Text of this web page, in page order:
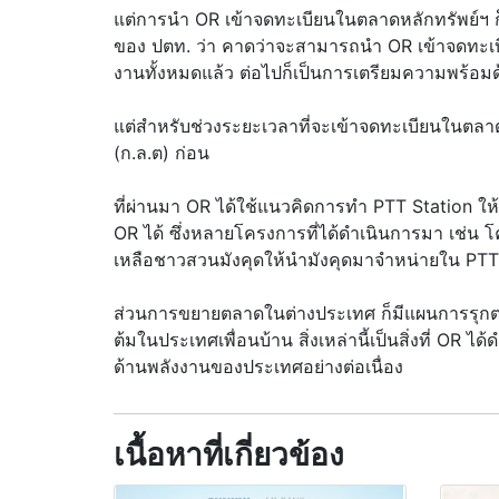
แต่การนำ OR เข้าจดทะเบียนในตลาดหลักทรัพย์
ของ ปตท. ว่า คาดว่าจะสามารถนำ OR เข้าจดท
งานทั้งหมดแล้ว ต่อไปก็เป็นการเตรียมความพร้อ
แต่สำหรับช่วงระยะเวลาที่จะเข้าจดทะเบียนใน
(ก.ล.ต) ก่อน
ที่ผ่านมา OR ได้ใช้แนวคิดการทำ PTT Station
OR ได้ ซึ่งหลายโครงการที่ได้ดำเนินการมา เช่น
เหลือชาวสวนมังคุดให้นำมังคุดมาจำหน่ายใน
ส่วนการขยายตลาดในต่างประเทศ ก็มีแผนการรุ
ต้มในประเทศเพื่อนบ้าน สิ่งเหล่านี้เป็นสิ่งที่ OR ไ
ด้านพลังงานของประเทศอย่างต่อเนื่อง
เนื้อหาที่เกี่ยวข้อง